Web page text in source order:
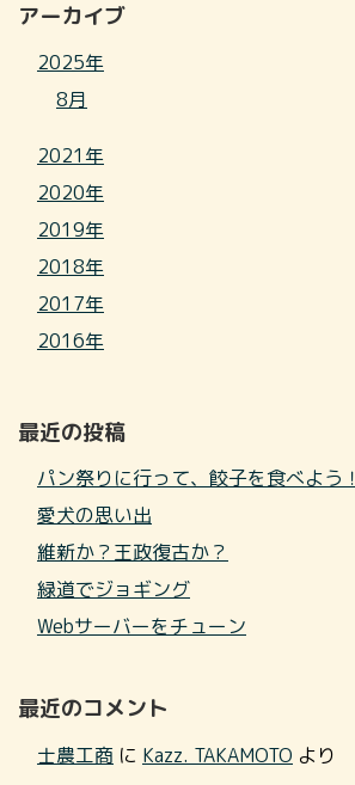
アーカイブ
2025年
8月
2021年
2020年
2019年
2018年
2017年
2016年
最近の投稿
パン祭りに行って、餃子を食べよう！
愛犬の思い出
維新か？王政復古か？
緑道でジョギング
Webサーバーをチューン
最近のコメント
士農工商 に Kazz. TAKAMOTO より